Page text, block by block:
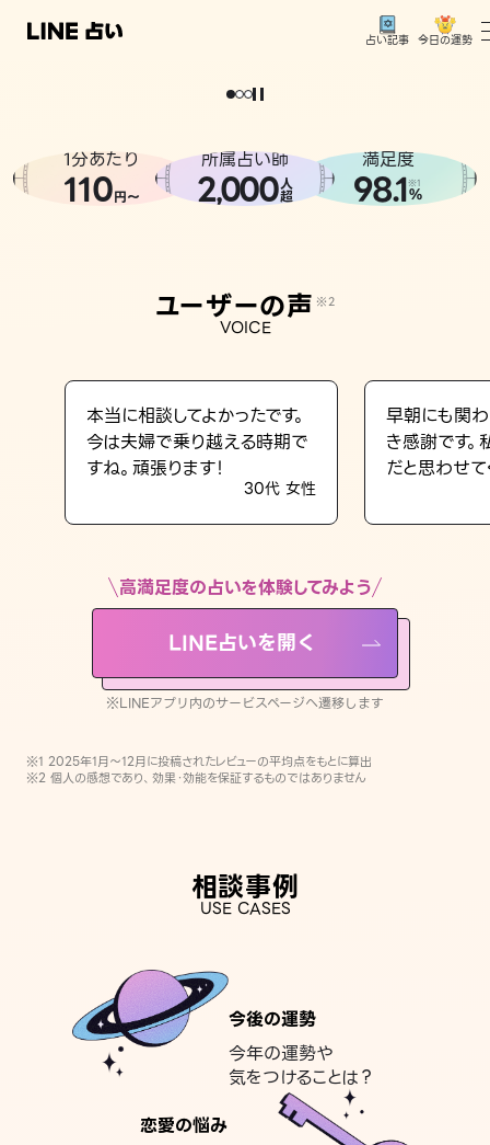
占い記事 今日の運勢
相談事例
LINE占いを開く
※LINEアプリ内のサービスページへ遷移します
どうせなら
。
1分あたり
110円〜
所属占い師
2,000人
超
満足度
98.1※1
%
ユーザーの声 ※2
VOICE
本当に相談してよかったです。
今は夫婦で乗り越える時期で
すね。頑張ります！
30代 女性
早朝にも関
き感謝です
だと思わせて
高満足度の占いを体験してみよう
LINE占いを開く
※LINEアプリ内のサービスページへ遷移します
※1 2025年1月〜12月に投稿されたレビューの平均点をもとに算出
※2 個人の感想であり、効果・効能を保証するものではありません
相談事例
USE CASES
今後の運勢
今年の運勢や
気をつけることは？
恋愛の悩み